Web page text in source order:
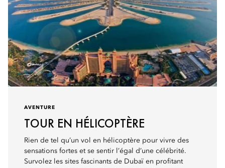
AVENTURE
TOUR EN HÉLICOPTÈRE
Rien de tel qu’un vol en hélicoptère pour vivre des
sensations fortes et se sentir l’égal d’une célébrité.
Survolez les sites fascinants de Dubaï en profitant